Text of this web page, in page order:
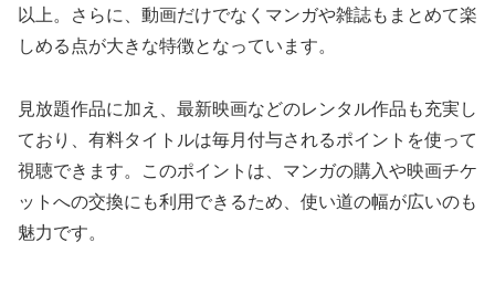
以上。さらに、動画だけでなくマンガや雑誌もまとめて楽
しめる点が大きな特徴となっています。
見放題作品に加え、最新映画などのレンタル作品も充実し
ており、有料タイトルは毎月付与されるポイントを使って
視聴できます。このポイントは、マンガの購入や映画チケ
ットへの交換にも利用できるため、使い道の幅が広いのも
魅力です。